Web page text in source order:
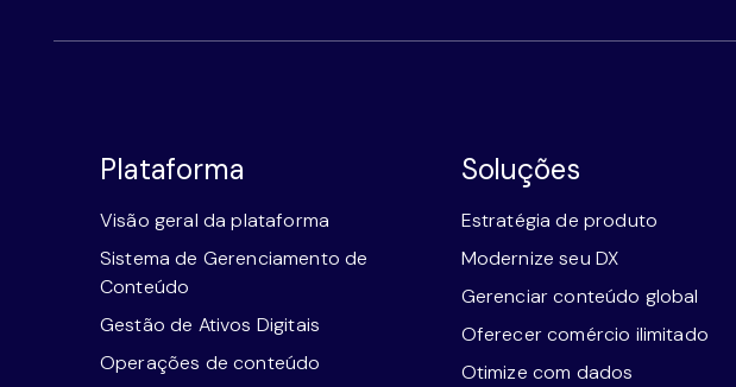
Plataforma
Visão geral da plataforma
Sistema de Gerenciamento de
Conteúdo
Gestão de Ativos Digitais
Operações de conteúdo
Soluções
Estratégia de produto
Modernize seu DX
Gerenciar conteúdo global
Oferecer comércio ilimitado
Otimize com dados